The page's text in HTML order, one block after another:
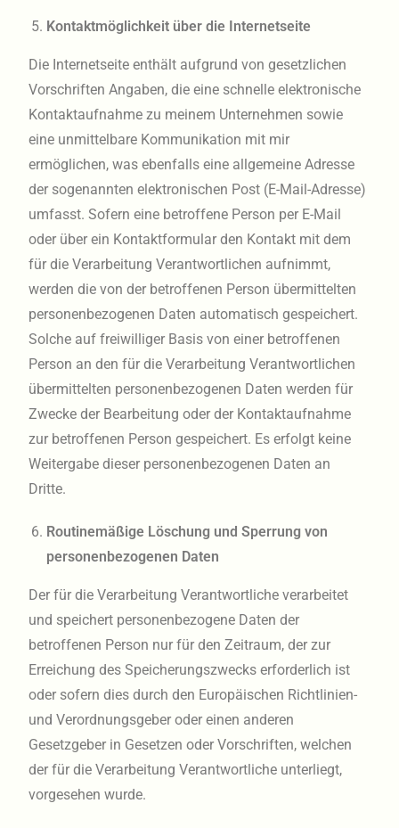
Kontaktmöglichkeit über die Internetseite
Die Internetseite enthält aufgrund von gesetzlichen
Vorschriften Angaben, die eine schnelle elektronische
Kontaktaufnahme zu meinem Unternehmen sowie
eine unmittelbare Kommunikation mit mir
ermöglichen, was ebenfalls eine allgemeine Adresse
der sogenannten elektronischen Post (E-Mail-Adresse)
umfasst. Sofern eine betroffene Person per E-Mail
oder über ein Kontaktformular den Kontakt mit dem
für die Verarbeitung Verantwortlichen aufnimmt,
werden die von der betroffenen Person übermittelten
personenbezogenen Daten automatisch gespeichert.
Solche auf freiwilliger Basis von einer betroffenen
Person an den für die Verarbeitung Verantwortlichen
übermittelten personenbezogenen Daten werden für
Zwecke der Bearbeitung oder der Kontaktaufnahme
zur betroffenen Person gespeichert. Es erfolgt keine
Weitergabe dieser personenbezogenen Daten an
Dritte.
Routinemäßige Löschung und Sperrung von
personenbezogenen Daten
Der für die Verarbeitung Verantwortliche verarbeitet
und speichert personenbezogene Daten der
betroffenen Person nur für den Zeitraum, der zur
Erreichung des Speicherungszwecks erforderlich ist
oder sofern dies durch den Europäischen Richtlinien-
und Verordnungsgeber oder einen anderen
Gesetzgeber in Gesetzen oder Vorschriften, welchen
der für die Verarbeitung Verantwortliche unterliegt,
vorgesehen wurde.